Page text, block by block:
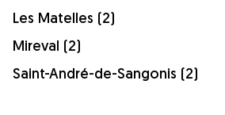
Les Matelles (2)
Mireval (2)
Saint-André-de-Sangonis (2)